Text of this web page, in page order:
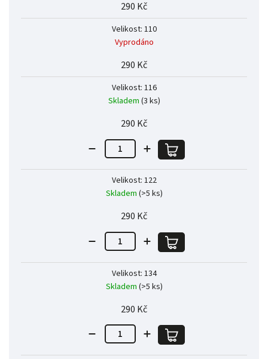
290 Kč
Velikost: 110
Vyprodáno
290 Kč
Velikost: 116
Skladem (3 ks)
290 Kč
Velikost: 122
Skladem (>5 ks)
290 Kč
Velikost: 134
Skladem (>5 ks)
290 Kč